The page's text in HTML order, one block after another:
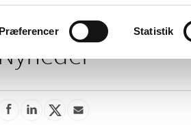
Præferencer Statistik